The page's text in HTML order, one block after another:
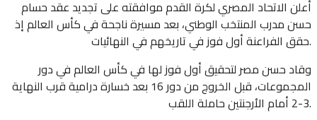
أعلن الاتحاد المصري لكرة القدم موافقته ‌على تجديد ​عقد حسام
حسن مدرب المنتخب الوطني، بعد مسيرة ناجحة في كأس العالم إذ
حقق الفراعنة أول فوز في تاريخهم في النهائيات.
وقاد حسن مصر لتحقيق أول فوز لها في كأس العالم في دور
المجموعات، قبل الخروج من دور 16 بعد ⁠خسارة درامية قرب النهاية
3-2 أمام الأرجنتين حاملة اللقب.